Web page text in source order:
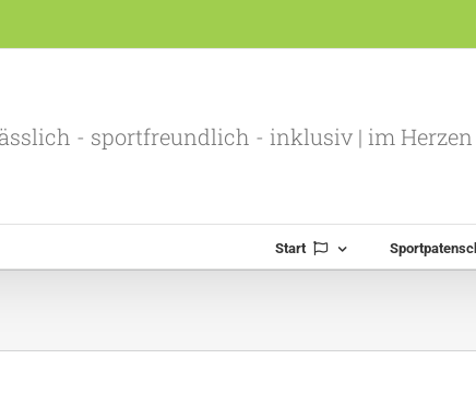
- sportfreundlich - inklusiv | im
Start